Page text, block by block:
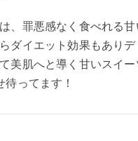
、罪悪感なく食べれる
ダイエット効果もありデ
美肌へと導く甘いスイ
待ってます！